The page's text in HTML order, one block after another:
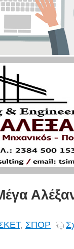
, ΣΠΟΡ